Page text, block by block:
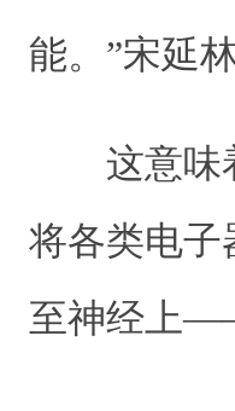
能。”宋延
这意味
将各类电子
至神经上